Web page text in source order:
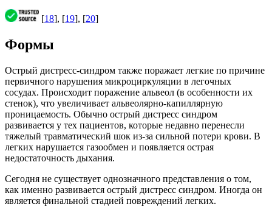
[18], [19], [20]
Формы
Острый дистресс-синдром также поражает легкие по причине
первичного нарушения микроциркуляции в легочных
сосудах. Происходит поражение альвеол (в особенности их
стенок), что увеличивает альвеолярно-капиллярную
проницаемость. Обычно острый дистресс синдром
развивается у тех пациентов, которые недавно перенесли
тяжелый травматический шок из-за сильной потери крови. В
легких нарушается газообмен и появляется острая
недостаточность дыхания.
Сегодня не существует однозначного представления о том,
как именно развивается острый дистресс синдром. Иногда он
является финальной стадией повреждений легких.